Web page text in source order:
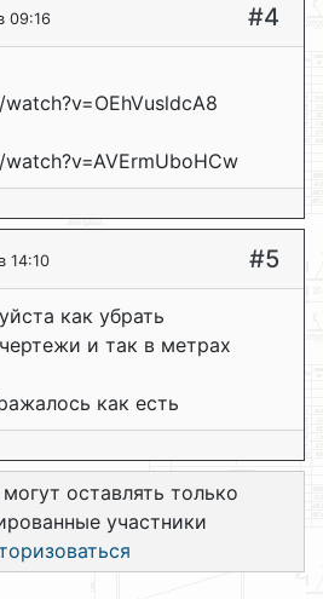
09:16 #4
14:10 #5
как убрать
и так в метрах
как есть
оставлять только
участники